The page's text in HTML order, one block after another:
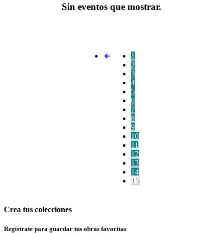
Sin eventos que mostrar.
1
2
3
4
5
6
7
8
9
10
11
12
13
14
15
Crea tus colecciones
Regístrate para guardar tus obras favoritas